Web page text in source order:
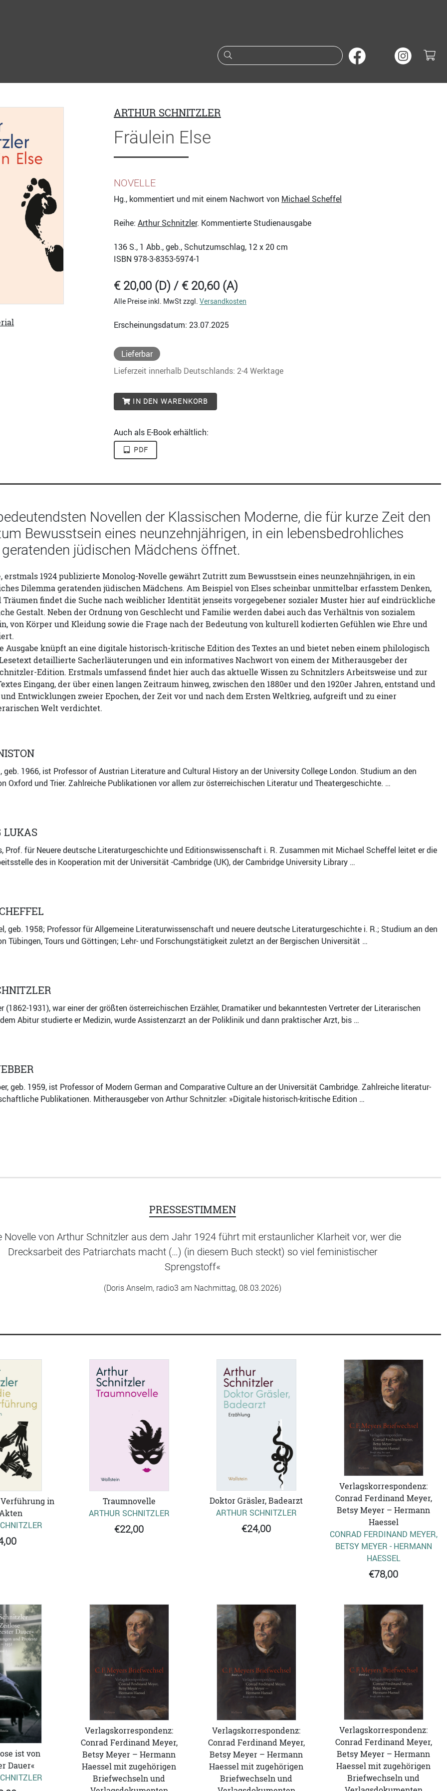
Suche nach Büchern oder
ARTHUR SCHNITZLER
Fräulein Else
NOVELLE
Hg., kommentiert und mit einem Nachwort von Michael Scheffel
Reihe: Arthur Schnitzler. Kommentierte Studienausgabe
136 S., 1 Abb., geb., Schutzumschlag, 12 x 20 cm
ISBN 978-3-8353-5974-1
€ 20,00 (D) / € 20,60 (A)
Alle Preise inkl. MwSt zzgl. Versandkosten
Erscheinungsdatum: 23.07.2025
Lieferbar
Lieferzeit innerhalb Deutschlands: 2-4 Werktage
IN DEN WARENKORB
Auch als E-Book erhältlich:
PDF
Novellen der Klassischen Moderne, die für kurze Zeit den
Bewusstsein eines neunzehnjährigen, in ein lebensbedrohliches
jüdischen Mädchens öffnet.
erstmals 1924 publizierte Monolog-Novelle gewährt Zutritt zum Bewusstsein eines neunzehnjährigen, in ein
Dilemma geratenden jüdischen Mädchens. Am Beispiel von Elses scheinbar unmittelbar erfasstem Denken,
Träumen findet die Suche nach weiblicher Identität jenseits vorgegebener sozialer Muster hier auf eindrückliche
Gestalt. Neben der Ordnung von Geschlecht und Familie werden dabei auch das Verhältnis von sozialem
von Körper und Kleidung sowie die Frage nach der Bedeutung von kulturell kodierten Gefühlen wie Ehre und
Ausgabe knüpft an eine digitale historisch-kritische Edition des Textes an und bietet neben einem philologisch
detaillierte Sacherläuterungen und ein informatives Nachwort von einem der Mitherausgeber der
Edition. Erstmals umfassend findet hier auch das aktuelle Wissen zu Schnitzlers Arbeitsweise und zur
Eingang, der über einen langen Zeitraum hinweg, zwischen den 1880er und den 1920er Jahren, entstand und
Entwicklungen zweier Epochen, der Zeit vor und nach dem Ersten Weltkrieg, aufgreift und zu einer
Welt verdichtet.
1966, ist Professor of Austrian Literature and Cultural History an der University College London. Studium an den
Oxford und Trier. Zahlreiche Publikationen vor allem zur österreichischen Literatur und Theatergeschichte. …
LUKAS
Prof. für Neuere deutsche Literaturgeschichte und Editionswissenschaft i. R. Zusammen mit Michael Scheffel leitet er die
des in Kooperation mit der Universität -Cambridge (UK), der Cambridge University Library …
geb. 1958; Professor für Allgemeine Literaturwissenschaft und neuere deutsche Literaturgeschichte i. R.; Studium an den
Tübingen, Tours und Göttingen; Lehr- und Forschungstätigkeit zuletzt an der Bergischen Universität …
(1862-1931), war einer der größten österreichischen Erzähler, Dramatiker und bekanntesten Vertreter der Literarischen
Abitur studierte er Medizin, wurde Assistenzarzt an der Poliklinik und dann praktischer Arzt, bis …
geb. 1959, ist Professor of Modern German and Comparative Culture an der Universität Cambridge. Zahlreiche literatur-
Publikationen. Mitherausgeber von Arthur Schnitzler: »Digitale historisch-kritische Edition …
PRESSESTIMMEN
Novelle von Arthur Schnitzler aus dem Jahr 1924 führt mit erstaunlicher Klarheit vor, wer die
Drecksarbeit des Patriarchats macht (…) (in diesem Buch steckt) so viel feministischer
Sprengstoff«
(Doris Anselm, radio3 am Nachmittag, 08.03.2026)
in
Traumnovelle
ARTHUR SCHNITZLER
€22,00
Doktor Gräsler, Badearzt
ARTHUR SCHNITZLER
€24,00
Verlagskorrespondenz:
Conrad Ferdinand Meyer,
Betsy Meyer – Hermann
Haessel
CONRAD FERDINAND MEYER,
BETSY MEYER - HERMANN
HAESSEL
€78,00
ist von
Dauer«
Verlagskorrespondenz:
Conrad Ferdinand Meyer,
Betsy Meyer – Hermann
Haessel mit zugehörigen
Briefwechseln und
Verlagskorrespondenz:
Conrad Ferdinand Meyer,
Betsy Meyer – Hermann
Haessel mit zugehörigen
Briefwechseln und
Verlagskorrespondenz:
Conrad Ferdinand Meyer,
Betsy Meyer – Hermann
Haessel mit zugehörigen
Briefwechseln und